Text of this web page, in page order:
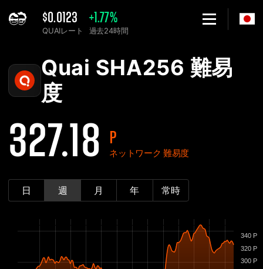
$0.0123
QUAIレート
+1.77%
過去24時間
Quai SHA256 ネットワーク難易度グラフ - 2Miners
Quai SHA256 難易
度
327.18 P
ネットワーク 難易度
日 週 月 年 常時
300 P
320 P
340 P